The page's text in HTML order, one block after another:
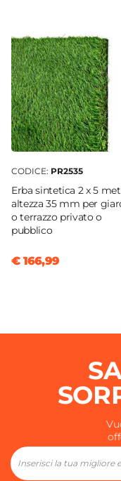
CODICE: PR2535
Erba sintetica 2 x 5
altezza 35 mm per
o terrazzo privato o
pubblico
€ 166,99